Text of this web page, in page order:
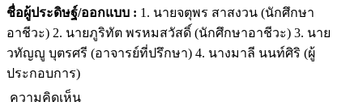
ชื่อผู้ประดิษฐ์/ออกแบบ : 1. นายจตุพร สาสงวน (นักศึกษา
อาชีวะ) 2. นายภูริทัต พรหมสวัสดิ์ (นักศึกษาอาชีวะ) 3. นาย
วทัญญู บุตรศรี (อาจารย์ที่ปรึกษา) 4. นางมาลี นนท์ศิริ (ผู้
ประกอบการ)
ความคิดเห็น